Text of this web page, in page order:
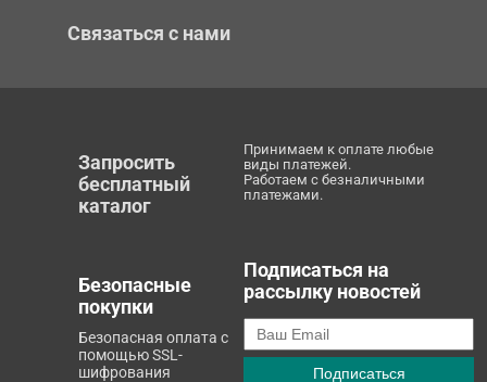
Связаться с нами
Запросить
бесплатный
каталог
Принимаем к оплате любые
виды платежей.
Работаем с безналичными
платежами.
Безопасные
покупки
Безопасная оплата с
помощью SSL-
шифрования
Подписаться на
рассылку новостей